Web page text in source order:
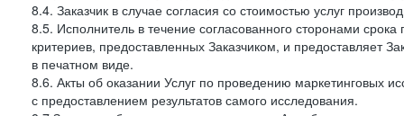
8.4. Заказчик в случае согласия со стоимостью услуг
8.5. Исполнитель в течение согласованного сторонами
критериев, предоставленных Заказчиком, и предоставляет
в печатном виде.
8.6. Акты об оказании Услуг по проведению маркетинговых
с предоставлением результатов самого исследования.